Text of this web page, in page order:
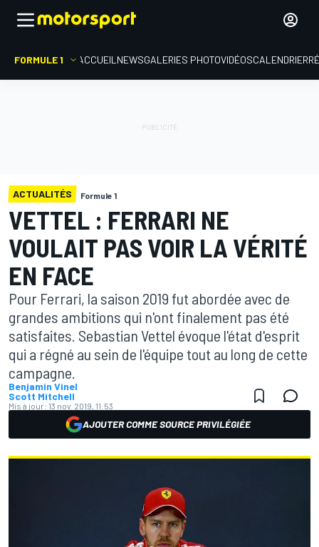
FORMULE 1 ACCUEIL NEWSGALERIES PHOTOVIDÉOSCALENDRIER
ACTUALITÉS Formule 1
VETTEL : FERRARI NE
VOULAIT PAS VOIR LA VÉRITÉ
EN FACE
Pour Ferrari, la saison 2019 fut abordée avec de
grandes ambitions qui n'ont finalement pas été
satisfaites. Sebastian Vettel évoque l'état d'esprit
qui a régné au sein de l'équipe tout au long de cette
campagne.
Benjamin Vinel
Scott Mitchell
Mis à jour: 13 nov. 2019, 11:53
AJOUTER COMME SOURCE PRIVILÉGIÉE